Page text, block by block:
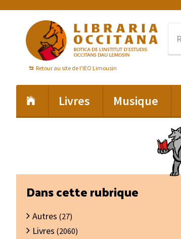
navigation
principale
contenu
principal
Retour au site de l'IEO Limousin
Livres Musique
Barre
latérale
principale
Dans cette rubrique
Autres (27)
Livres (2060)